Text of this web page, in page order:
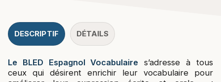
DESCRIPTIF DÉTAILS
Le BLED Espagnol Vocabulaire s’adresse à tous
ceux qui désirent enrichir leur vocabulaire pour